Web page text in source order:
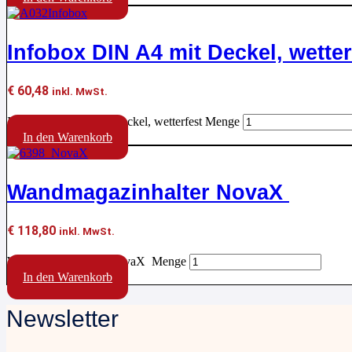
Infobox DIN A4 mit Deckel,
€ 60,48 inkl. MwSt.
Infobox DIN A4 mit Deckel, wetterfest Menge
In den Warenkorb
Wandmagazinhalter NovaX
€ 118,80 inkl. MwSt.
Wandmagazinhalter NovaX Menge
In den Warenkorb
Newsletter